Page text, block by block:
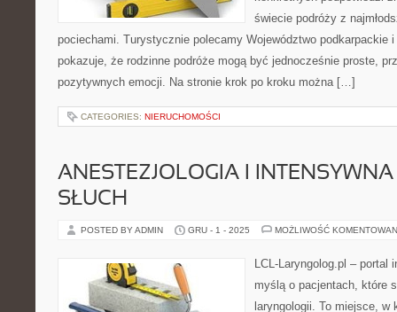
świecie podróży z
pociechami. Turystycznie polecamy Województwo podkarpackie
pokazuje, że rodzinne podróże mogą być jednocześnie proste,
pozytywnych emocji. Na stronie krok po kroku można […]
CATEGORIES: NIERUCHOMOŚCI
ANESTEZJOLOGIA I
SŁUCH
POSTED BY ADMIN GRU - 1 - 2025 MOŻLIWOŚĆ
LCL-Laryngolog.pl – portal
myślą o pacjentach, które
laryngologii. To miejsce,